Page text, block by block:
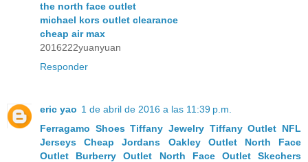
the north face outlet
michael kors outlet clearance
cheap air max
2016222yuanyuan
Responder
eric yao 1 de abril de 2016 a las 11:39 p.m.
Ferragamo Shoes Tiffany Jewelry Tiffany Outlet NFL
Jerseys
Cheap Jordans Oakley Outlet
North Face
Outlet
Burberry Outlet North Face Outlet
Skechers